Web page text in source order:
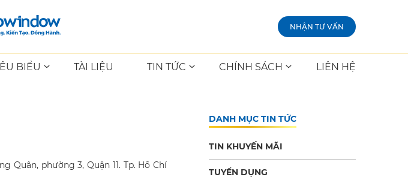
NHẬN TƯ VẤN
BIỂU TÀI LIỆU TIN TỨC CHÍNH SÁCH LIÊN HỆ
Quân, phường 3, Quận 11. Tp. Hồ Chí
DANH MỤC TIN TỨC
TIN KHUYẾN MÃI
TUYỂN DỤNG